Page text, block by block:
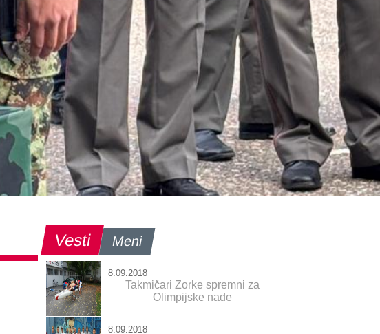
Vesti Meni
8.09.2018
Takmičari Zorke spremni za
Olimpijske nade
8.09.2018